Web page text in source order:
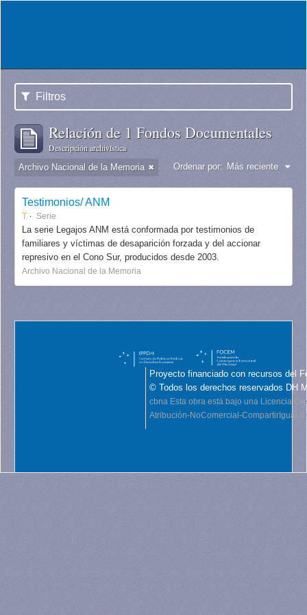
Filtros
Relación de 1 Fondos Documentales
Descripción archivística
Archivo Nacional de la Memoria Ordenar por: Más reciente
Testimonios/ ANM
T Serie
La serie Legajos ANM está conformada por testimonios de
familiares y víctimas de desaparición forzada y del accionar
represivo en el Cono Sur, producidos desde 2003.
Archivo Nacional de la Memoria
Proyecto financiado con recursos del
© Todos los derechos reservados DH
cbna Esta obra está bajo una Licencia
Atribución-NoComercial-CompartirIgual